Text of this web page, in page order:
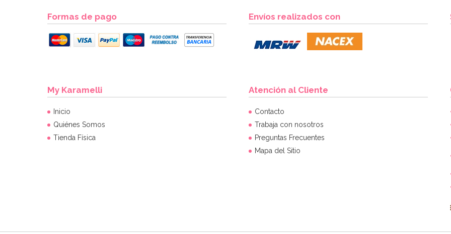
Formas de pago Envíos realizados con
My Karamelli
Inicio
Quiénes Somos
Tienda Física
Atención al Cliente
Contacto
Trabaja con nosotros
Preguntas Frecuentes
Mapa del Sitio